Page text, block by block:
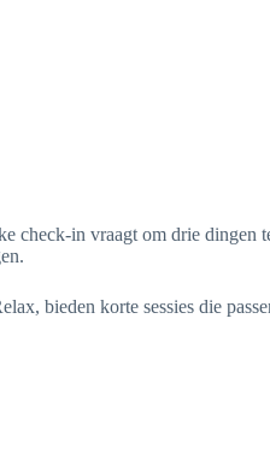
in vraagt om drie dingen
bieden korte sessies die